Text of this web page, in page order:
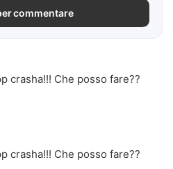
commentare
crasha!!! Che posso fare??
crasha!!! Che posso fare??